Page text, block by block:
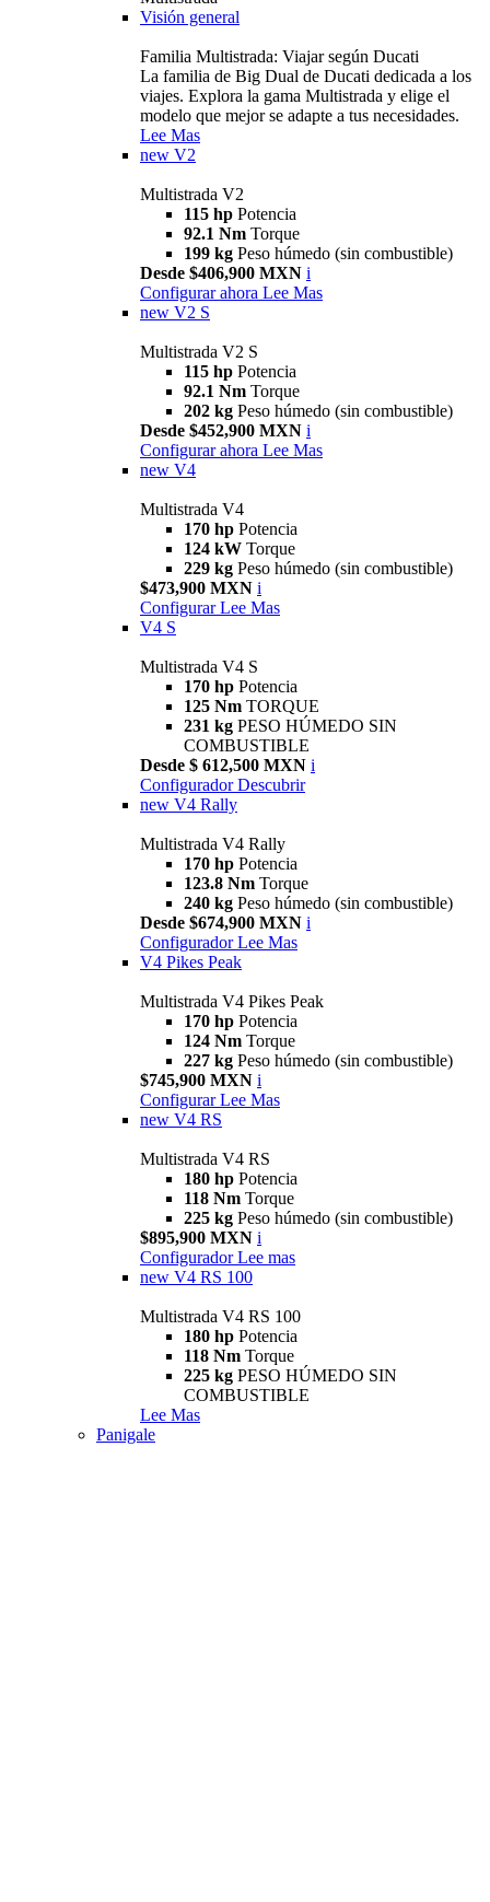
Visión general
Familia Multistrada: Viajar según Ducati
La familia de Big Dual de Ducati dedicada a los
viajes. Explora la gama Multistrada y elige el
modelo que mejor se adapte a tus necesidades.
Lee Mas
new V2
Multistrada V2
115 hp Potencia
92.1 Nm Torque
199 kg Peso húmedo (sin combustible)
Desde $406,900 MXN i
Configurar ahora Lee Mas
new V2 S
Multistrada V2 S
115 hp Potencia
92.1 Nm Torque
202 kg Peso húmedo (sin combustible)
Desde $452,900 MXN i
Configurar ahora Lee Mas
new V4
Multistrada V4
170 hp Potencia
124 kW Torque
229 kg Peso húmedo (sin combustible)
$473,900 MXN i
Configurar Lee Mas
V4 S
Multistrada V4 S
170 hp Potencia
125 Nm TORQUE
231 kg PESO HÚMEDO SIN
COMBUSTIBLE
Desde $ 612,500 MXN i
Configurador Descubrir
new V4 Rally
Multistrada V4 Rally
170 hp Potencia
123.8 Nm Torque
240 kg Peso húmedo (sin combustible)
Desde $674,900 MXN i
Configurador Lee Mas
V4 Pikes Peak
Multistrada V4 Pikes Peak
170 hp Potencia
124 Nm Torque
227 kg Peso húmedo (sin combustible)
$745,900 MXN i
Configurar Lee Mas
new V4 RS
Multistrada V4 RS
180 hp Potencia
118 Nm Torque
225 kg Peso húmedo (sin combustible)
$895,900 MXN i
Configurador Lee mas
new V4 RS 100
Multistrada V4 RS 100
180 hp Potencia
118 Nm Torque
225 kg PESO HÚMEDO SIN
COMBUSTIBLE
Lee Mas
Panigale